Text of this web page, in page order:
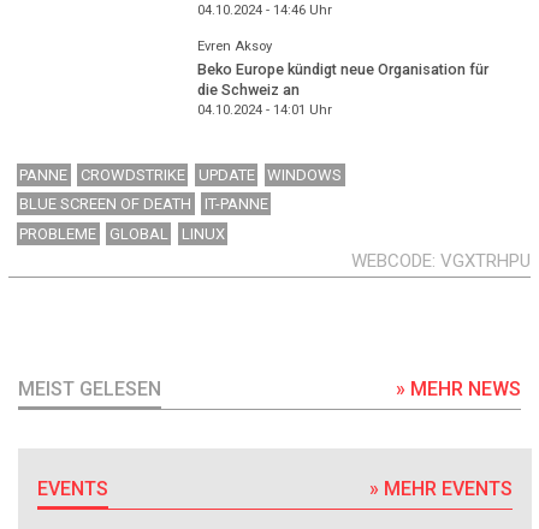
04.10.2024 - 14:46Uhr
Evren Aksoy
Beko Europe kündigt neue Organisation für
die Schweiz an
04.10.2024 - 14:01 Uhr
PANNE CROWDSTRIKE UPDATE
WINDOWS
BLUE SCREEN OF DEATH
IT-PANNE
PROBLEME
GLOBAL LINUX
WEBCODE VGXTRHPU
MEIST GELESEN » MEHR NEWS
EVENTS » MEHR EVENTS